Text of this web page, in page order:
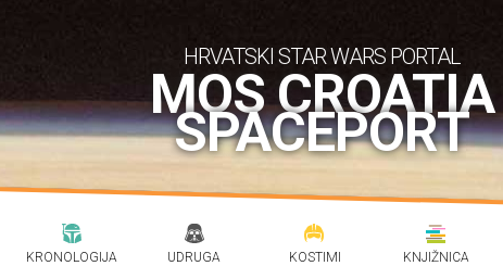
HRVATSKI STAR WARS PORTAL
MOS CROATIA
SPACEPORT
KRONOLOGIJA UDRUGA KOSTIMI KNJIŽNICA